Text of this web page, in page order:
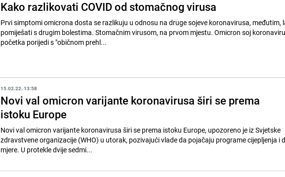
Kako razlikovati COVID od stomačnog virusa
Prvi simptomi omicrona dosta se razlikuju u odnosu na druge sojeve koronavirusa, međutim,
pomiješati s drugim bolestima. Stomačnim virusom, na prvom mjestu. Omicron soj
početka porijedi s "običnom prehl...
15.02.22. 13:58
Novi val omicron varijante koronavirusa širi se prema
istoku Europe
Novi val omicron varijante koronavirusa širi se prema istoku Europe, upozoreno je iz Svjetske
zdravstvene organizacije (WHO) u utorak, pozivajući vlade da pojačaju programe cijepljenja i
mjere. U protekle dvije sedmi...